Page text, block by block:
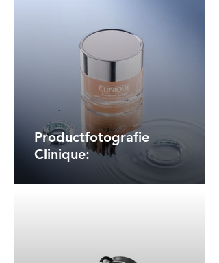
Productfotografie
Clinique: